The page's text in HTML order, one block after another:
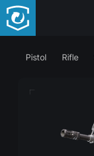
Pistol Rifle